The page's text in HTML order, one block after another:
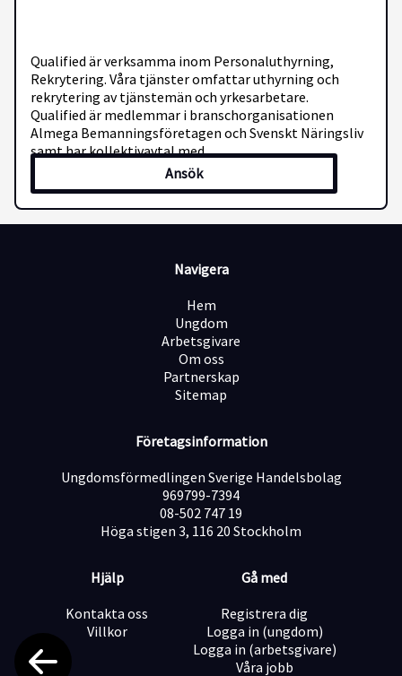
Qualified är verksamma inom Personaluthyrning,
Rekrytering. Våra tjänster omfattar uthyrning och
rekrytering av tjänstemän och yrkesarbetare.
Qualified är medlemmar i branschorganisationen
Almega Bemanningsföretagen och Svenskt Näringsliv
samt har kollektivavtal med
Unionen/Akademikerförbundet och LO.
Skicka din ansökan idag!
Ansök
Navigera
Hem
Ungdom
Arbetsgivare
Om oss
Partnerskap
Sitemap
Företagsinformation
Ungdomsförmedlingen Sverige Handelsbolag
969799-7394
08-502 747 19
Höga stigen 3, 116 20 Stockholm
Hjälp
Kontakta oss
Villkor
Gå med
Registrera dig
Logga in (ungdom)
Logga in (arbetsgivare)
Våra jobb